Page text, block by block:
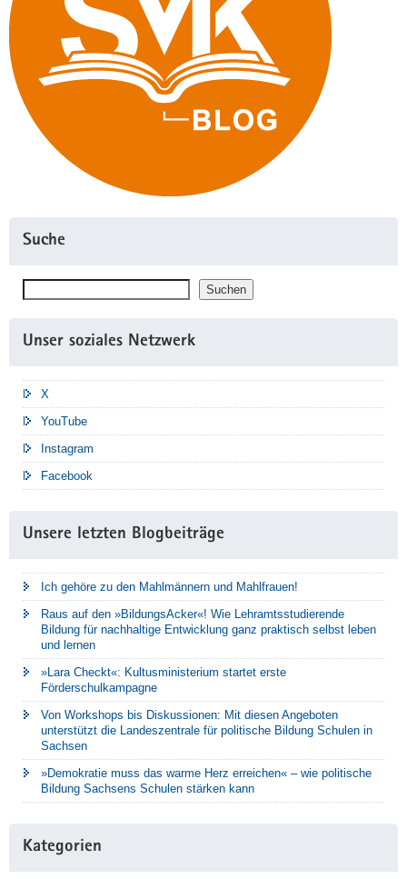
Suche
Suchen Suchen
Unser soziales Netzwerk
X
YouTube
Instagram
Facebook
Unsere letzten Blogbeiträge
Ich gehöre zu den Mahlmännern und Mahlfrauen!
Raus auf den »BildungsAcker«! Wie Lehramtsstudierende
Bildung für nachhaltige Entwicklung ganz praktisch selbst leben
und lernen
»Lara Checkt«: Kultusministerium startet erste
Förderschulkampagne
Von Workshops bis Diskussionen: Mit diesen Angeboten
unterstützt die Landeszentrale für politische Bildung Schulen in
Sachsen
»Demokratie muss das warme Herz erreichen« – wie politische
Bildung Sachsens Schulen stärken kann
Kategorien